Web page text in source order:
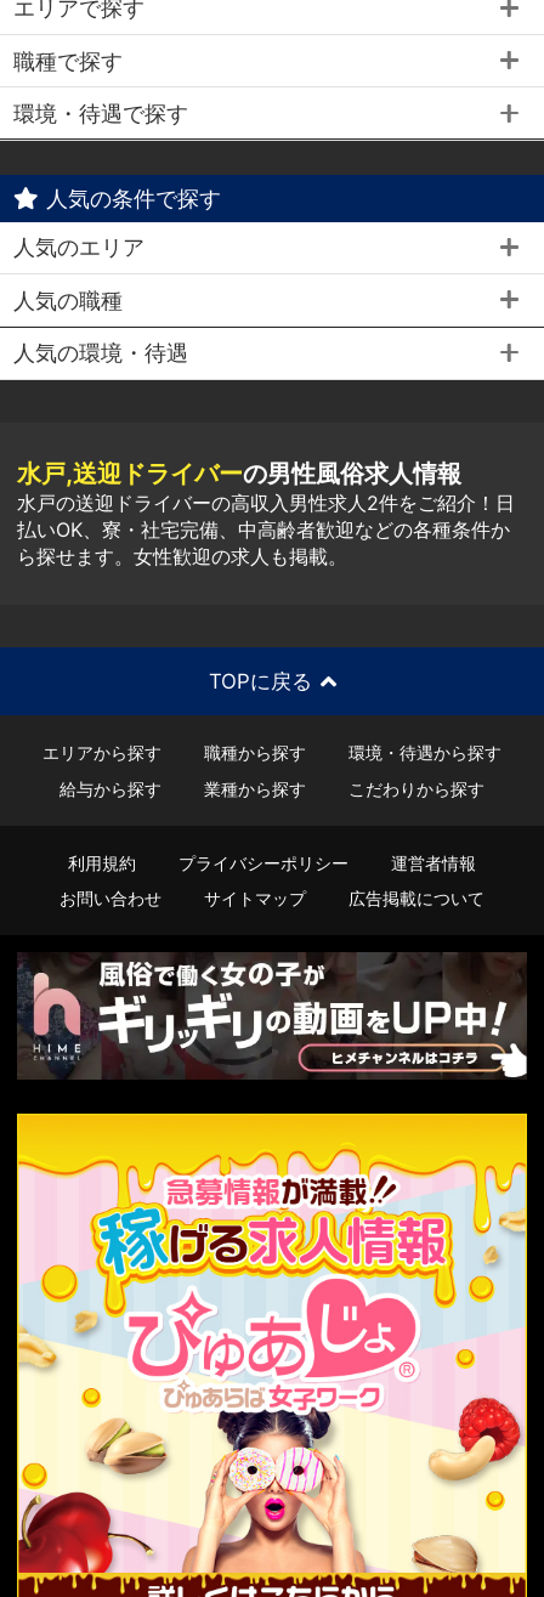
エリアで探す
職種で探す
環境・待遇で探す
人気の条件で探す
人気のエリア
人気の職種
人気の環境・待遇
水戸,送迎ドライバーの男性風俗求人情報
水戸の送迎ドライバーの高収入男性求人2件をご紹介！日
払いOK、寮・社宅完備、中高齢者歓迎などの各種条件か
ら探せます。女性歓迎の求人も掲載。
TOPに戻る
エリアから探す 職種から探す
環境・待遇から探す
給与から探す
業種から探す こだわりから探す
利用規約 プライバシーポリシー
運営者情報
お問い合わせ
サイトマップ 広告掲載について